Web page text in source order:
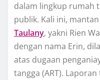
dalam lingkup rumah
publik. Kali ini,
Taulany, yakni Rien
dengan nama Erin,
atas dugaan
tangga (ART).